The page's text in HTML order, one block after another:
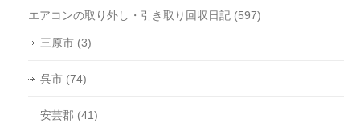
エアコンの取り外し・引き取り回収日記 (597)
三原市 (3)
呉市 (74)
安芸郡 (41)